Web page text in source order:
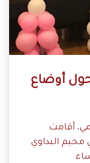
حول أوضاع
أقامت
مخيم البداوي